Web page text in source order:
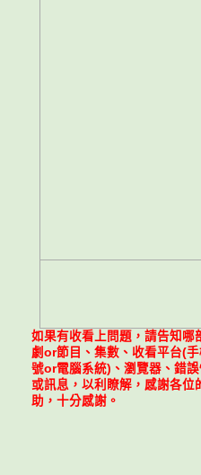
如果有收看上問題，請告知哪
劇or節目、集數、收看平台(手
號or電腦系統)、瀏覽器、錯
或訊息，以利瞭解，感謝各位
助，十分感謝。